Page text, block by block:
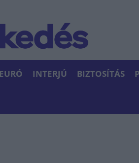
INTERJÚ BIZTOSÍTÁS